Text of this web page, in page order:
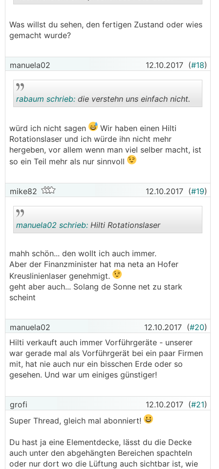
Was willst du sehen, den fertigen Zustand oder wies
gemacht wurde?
manuela02 12.10.2017 (#18)
..
rabaum schrieb: die verstehn uns einfach nicht.
würd ich nicht sagen
Wir haben einen Hilti
Rotationslaser und ich würde ihn nicht mehr
hergeben, vor allem wenn man viel selber macht, ist
so ein Teil mehr als nur sinnvoll
mike82 12.10.2017 (#19)
.
manuela02 schrieb: Hilti Rotationslaser
mahh schön... den wollt ich auch immer.
Aber der Finanzminister hat ma neta an Hofer
Kreuslinienlaser genehmigt.
geht aber auch... Solang de Sonne net zu stark
scheint
manuela02 12.10.2017 (#20)
Hilti verkauft auch immer Vorführgeräte - unserer
war gerade mal als Vorführgerät bei ein paar Firmen
mit, hat nie auch nur ein bisschen Erde oder so
gesehen. Und war um einiges günstiger!
grofi 12.10.2017 (#21)
Super Thread, gleich mal abonniert!
Du hast ja eine Elementdecke, lässt du die Decke
auch unter den abgehängten Bereichen spachteln
oder nur dort wo die Lüftung auch sichtbar ist, wie